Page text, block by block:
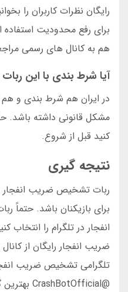
رایگان نظرات کاربران را
برای رفع محدودیت استفاده
هم به کانال های رسمی
آیا شرط بندی با این
در ایران هم شرط بندی و
مشکل قانونی داشته باشد.
کنید قبل از شروع.
نتیجه گیری
ربات تشخیص ضریب انفجار
برای بازیکنان باشد.
انفجار در تلگرام را انتخاب
ضریب انفجار رایگان از
تلگرامی تشخیص ضریب
@CrashBotOfficial بهترین گزینه است.